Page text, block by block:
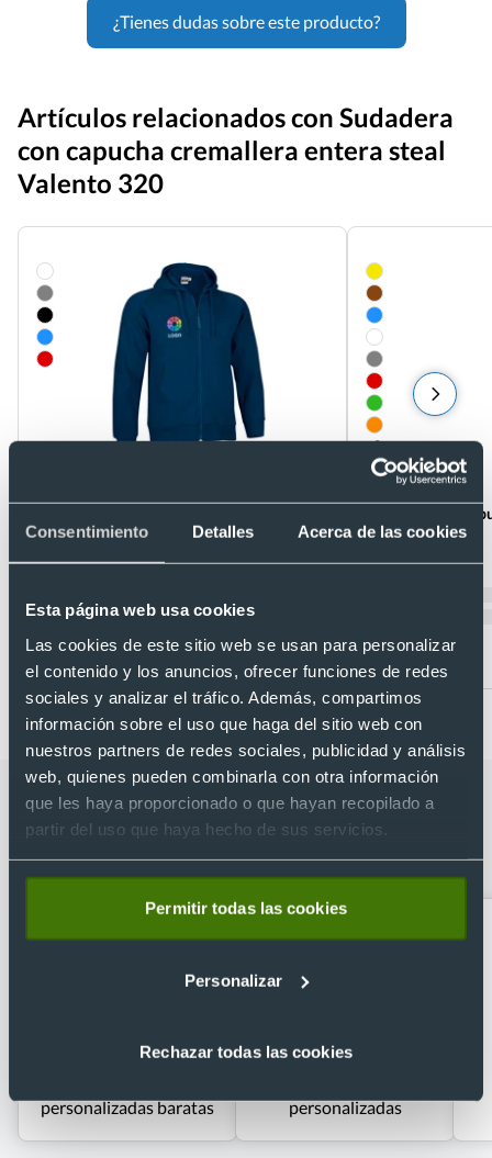
Consentimiento Detalles Acerca de las cookies
Esta página web usa cookies
Las cookies de este sitio web se usan para personalizar
el contenido y los anuncios, ofrecer funciones de redes
sociales y analizar el tráfico. Además, compartimos
información sobre el uso que haga del sitio web con
nuestros partners de redes sociales, publicidad y análisis
web, quienes pueden combinarla con otra información
que les haya proporcionado o que hayan recopilado a
partir del uso que haya hecho de sus servicios.
Permitir todas las cookies
Personalizar
Rechazar todas las cookies
¿Tienes dudas sobre este producto?
Artículos relacionados con Sudadera
con capucha cremallera entera steal
Valento 320
ride Valento 320
+3
Unisex
Sudadera con
270
Categorías relacionadas con Sudadera
con capucha cremallera entera steal
Valento 320
personalizadas baratas
personalizadas